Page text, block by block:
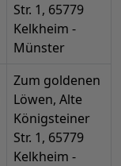
Str. 1, 65779
Kelkheim -
Münster
Zum goldenen
Löwen, Alte
Königsteiner
Str. 1, 65779
Kelkheim -